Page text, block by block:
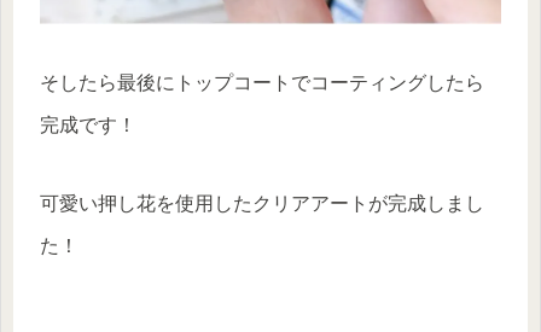
そしたら最後にトップコートでコーティングしたら
完成です！
可愛い押し花を使用したクリアアートが完成しまし
た！